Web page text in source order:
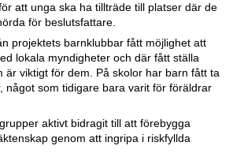
att unga ska ha tillträde till platser där de
för beslutsfattare.
projektets barnklubbar fått möjlighet att
lokala myndigheter och där fått ställa
är viktigt för dem. På skolor har barn fått ta
något som tidigare bara varit för föräldrar
aktivt bidragit till att förebygga
genom att ingripa i riskfyllda